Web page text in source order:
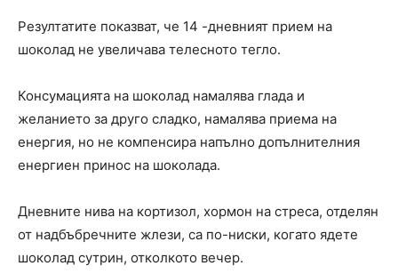
Резултатите показват, че 14 -дневният прием на
шоколад не увеличава телесното тегло.
Консумацията на шоколад намалява глада и
желанието за друго сладко, намалява приема на
енергия, но не компенсира напълно допълнителния
енергиен принос на шоколада.
Дневните нива на кортизол, хормон на стреса, отделян
от надбъбречните жлези, са по-ниски, когато ядете
шоколад сутрин, отколкото вечер.